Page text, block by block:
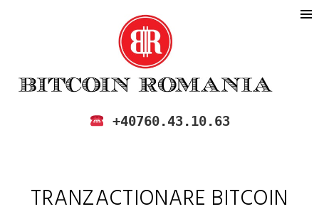
BITCOIN ROMANIA
CUMPARA SI VINDE BITCOIN IN
+40760.43.10.63
TRANZACTIONARE BITCOIN